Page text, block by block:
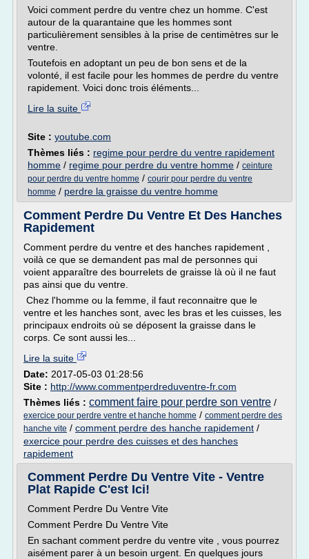
Voici comment perdre du ventre chez un homme. C'est
autour de la quarantaine que les hommes sont
particulièrement sensibles à la prise de centimètres sur le
ventre.
Toutefois en adoptant un peu de bon sens et de la
volonté, il est facile pour les hommes de perdre du ventre
rapidement. Voici donc trois éléments...
Lire la suite
Site : youtube.com
Thèmes liés : regime pour perdre du ventre rapidement
homme / regime pour perdre du ventre homme / ceinture
pour perdre du ventre homme / courir pour perdre du ventre
homme / perdre la graisse du ventre homme
Comment Perdre Du Ventre Et Des Hanches
Rapidement
Comment perdre du ventre et des hanches rapidement ,
voilà ce que se demandent pas mal de personnes qui
voient apparaître des bourrelets de graisse là où il ne faut
pas ainsi que du ventre.
Chez l'homme ou la femme, il faut reconnaitre que le
ventre et les hanches sont, avec les bras et les cuisses, les
principaux endroits où se déposent la graisse dans le
corps. Ce sont aussi les...
Lire la suite
Date: 2017-05-03 01:28:56
Site : http://www.commentperdreduventre-fr.com
Thèmes liés : comment faire pour perdre son ventre /
exercice pour perdre ventre et hanche homme / comment perdre des
hanche vite / comment perdre des hanche rapidement /
exercice pour perdre des cuisses et des hanches
rapidement
Comment Perdre Du Ventre Vite - Ventre
Plat Rapide C'est Ici!
Comment Perdre Du Ventre Vite
Comment Perdre Du Ventre Vite
En sachant comment perdre du ventre vite , vous pourrez
aisément parer à un besoin urgent. En quelques jours